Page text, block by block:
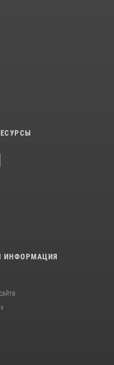
ИНФОРМАЦИЯ